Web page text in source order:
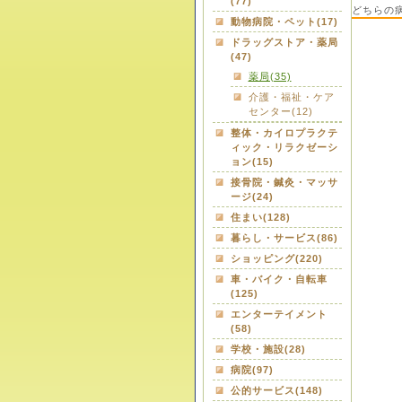
動物病院・ペット(17)
ドラッグストア・薬局
(47)
薬局(35)
介護・福祉・ケア
センター(12)
整体・カイロプラクテ
ィック・リラクゼーシ
ョン(15)
接骨院・鍼灸・マッサ
ージ(24)
住まい(128)
暮らし・サービス(86)
ショッピング(220)
車・バイク・自転車
(125)
エンターテイメント
(58)
学校・施設(28)
病院(97)
公的サービス(148)
どちらの